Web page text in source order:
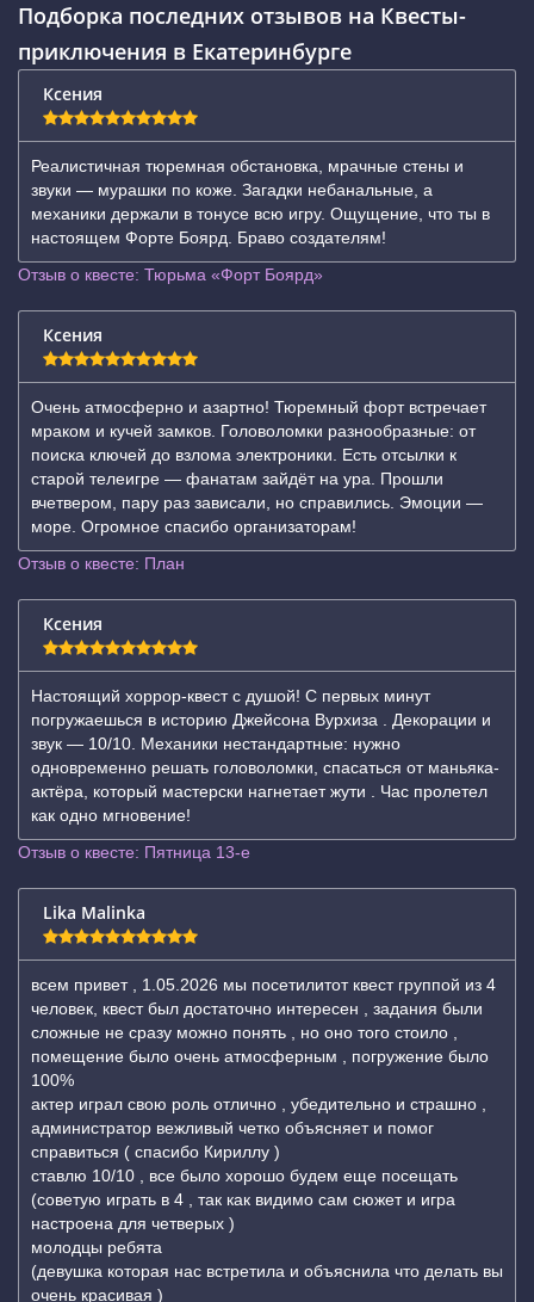
Подборка последних отзывов на Квесты-
приключения в Екатеринбурге
Ксения
Реалистичная тюремная обстановка, мрачные стены и
звуки — мурашки по коже. Загадки небанальные, а
механики держали в тонусе всю игру. Ощущение, что ты в
настоящем Форте Боярд. Браво создателям!
Отзыв о квесте: Тюрьма «Форт Боярд»
Ксения
Очень атмосферно и азартно! Тюремный форт встречает
мраком и кучей замков. Головоломки разнообразные: от
поиска ключей до взлома электроники. Есть отсылки к
старой телеигре — фанатам зайдёт на ура. Прошли
вчетвером, пару раз зависали, но справились. Эмоции —
море. Огромное спасибо организаторам!
Отзыв о квесте: План
Ксения
Настоящий хоррор-квест с душой! С первых минут
погружаешься в историю Джейсона Вурхиза . Декорации и
звук — 10/10. Механики нестандартные: нужно
одновременно решать головоломки, спасаться от маньяка-
актёра, который мастерски нагнетает жути . Час пролетел
как одно мгновение!
Отзыв о квесте: Пятница 13-е
Lika Malinka
всем привет , 1.05.2026 мы посетилитот квест группой из 4
человек, квест был достаточно интересен , задания были
сложные не сразу можно понять , но оно того стоило ,
помещение было очень атмосферным , погружение было
100%
актер играл свою роль отлично , убедительно и страшно ,
администратор вежливый четко объясняет и помог
справиться ( спасибо Кириллу )
ставлю 10/10 , все было хорошо будем еще посещать
(советую играть в 4 , так как видимо сам сюжет и игра
настроена для четверых )
молодцы ребята
(девушка которая нас встретила и объяснила что делать вы
очень красивая )